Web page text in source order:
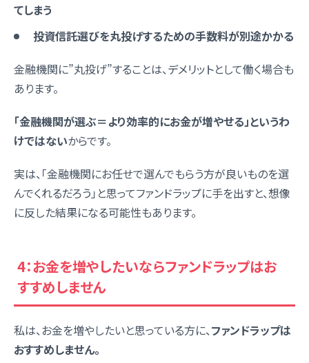
てしまう
投資信託選びを丸投げするための手数料が別途かかる
金融機関に”丸投げ”することは、デメリットとして働く場合も
あります。
「金融機関が選ぶ＝より効率的にお金が増やせる」というわ
けではないからです。
実は、「金融機関にお任せで選んでもらう方が良いものを選
んでくれるだろう」と思ってファンドラップに手を出すと、想像
に反した結果になる可能性もあります。
4：お金を増やしたいならファンドラップはお
すすめしません
私は、お金を増やしたいと思っている方に、ファンドラップは
おすすめしません。